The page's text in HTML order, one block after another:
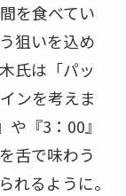
を食べてい
狙いを込め
氏は「パッ
ンを考えま
『3：00』
舌で味わう
れるように。